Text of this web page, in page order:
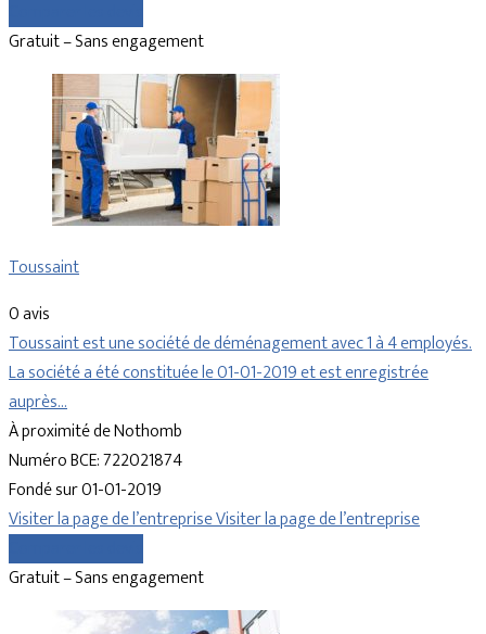
Gratuit – Sans engagement
Toussaint
0 avis
Toussaint est une société de déménagement avec 1 à 4 employés.
La société a été constituée le 01-01-2019 et est enregistrée
auprès…
À proximité de Nothomb
Numéro BCE: 722021874
Fondé sur 01-01-2019
Visiter la page de l’entrepriseVisiter la page de l’entreprise
Gratuit – Sans engagement